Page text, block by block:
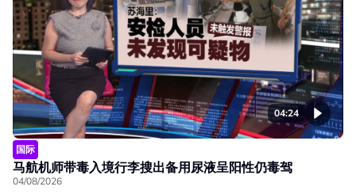
04:24
国际
马航机师带毒入境行李搜出备用尿液呈阳性仍毒驾
04/08/2026